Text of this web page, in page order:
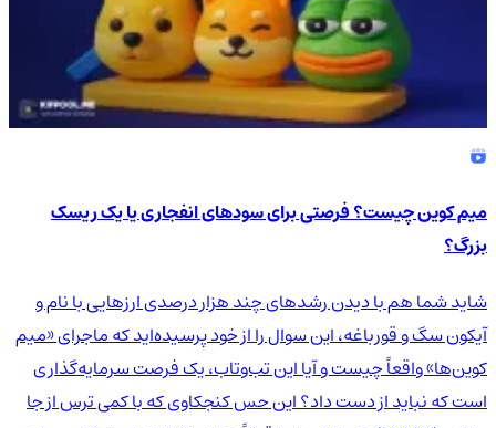
میم کوین چیست؟ فرصتی برای سودهای انفجاری یا یک ریسک
بزرگ؟
شاید شما هم با دیدن رشدهای چند هزار درصدی ارزهایی با نام و
آیکون سگ و قورباغه، این سوال را از خود پرسیده‌اید که ماجرای «میم
کوین‌ها» واقعاً چیست و آیا این تب‌وتاب، یک فرصت سرمایه‌گذاری
است که نباید از دست داد؟ این حس کنجکاوی که با کمی ترس از جا